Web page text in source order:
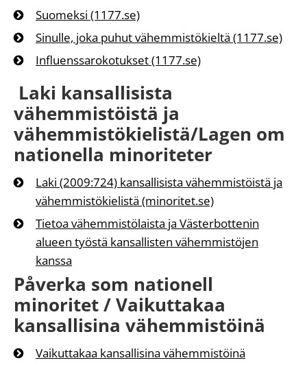
Suomeksi (1177.se)
Sinulle, joka puhut vähemmistökieltä (1177.se)
Influenssarokotukset (1177.se)
Laki kansallisista
vähemmistöistä ja
vähemmistökielistä/Lagen om
nationella minoriteter
Laki (2009:724) kansallisista vähemmistöistä ja
vähemmistökielistä (minoritet.se)
Tietoa vähemmistölaista ja Västerbottenin
alueen työstä kansallisten vähemmistöjen
kanssa
Påverka som nationell
minoritet / Vaikuttakaa
kansallisina vähemmistöinä
Vaikuttakaa kansallisina vähemmistöinä